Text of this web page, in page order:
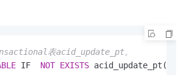
表acid_update_pt。
IF NOT EXISTS acid_update_pt(id